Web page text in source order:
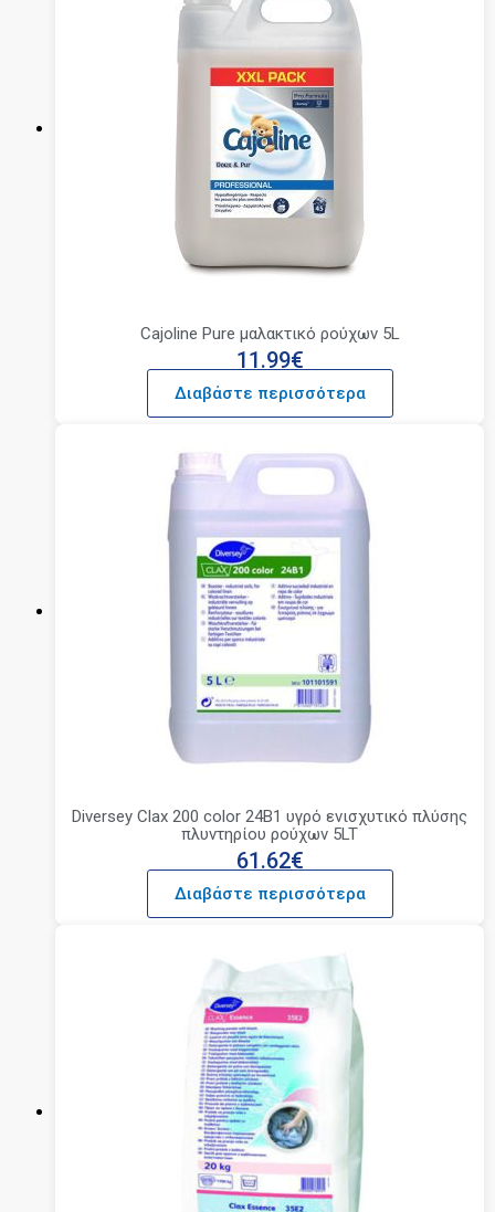
Cajoline Pure μαλακτικό ρούχων 5L
11.99€
Διαβάστε περισσότερα
Diversey Clax 200 color 24B1 υγρό ενισχυτικό πλύσης
πλυντηρίου ρούχων 5LT
61.62€
Διαβάστε περισσότερα